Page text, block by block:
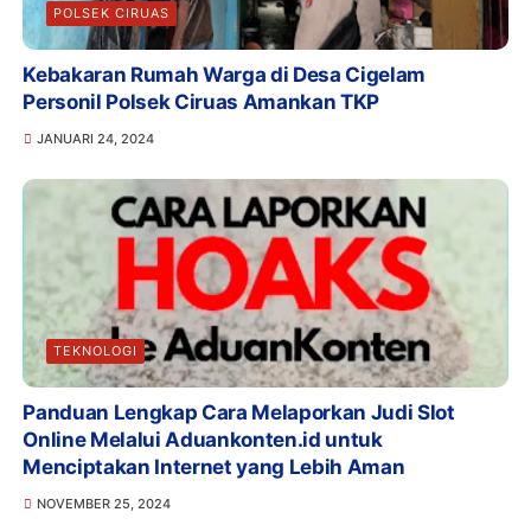
POLSEK CIRUAS
Kebakaran Rumah Warga di Desa Cigelam
Personil Polsek Ciruas Amankan TKP
JANUARI 24, 2024
TEKNOLOGI
Panduan Lengkap Cara Melaporkan Judi Slot
Online Melalui Aduankonten.id untuk
Menciptakan Internet yang Lebih Aman
NOVEMBER 25, 2024